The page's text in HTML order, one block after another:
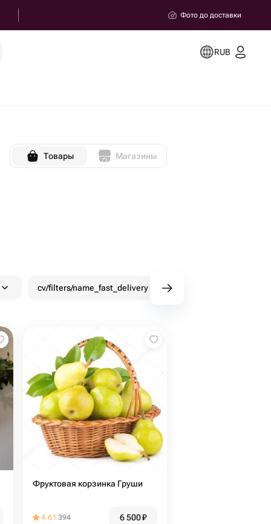
Фото до доставки
RUB
Товары Магазины
cv/filters/name_fast_delivery
Фруктовая корзинка Груши
4.61 394 6 500₽